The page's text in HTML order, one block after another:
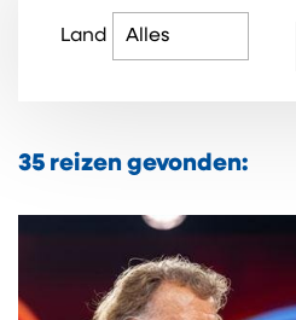
Land
35 reizen gevonden: